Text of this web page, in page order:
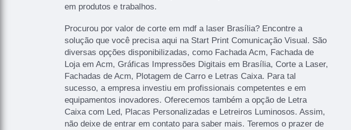
em produtos e trabalhos.
Procurou por valor de corte em mdf a laser Brasília? Encontre a
solução que você precisa aqui na Start Print Comunicação Visual. São
diversas opções disponibilizadas, como Fachada Acm, Fachada de
Loja em Acm, Gráficas Impressões Digitais em Brasília, Corte a Laser,
Fachadas de Acm, Plotagem de Carro e Letras Caixa. Para tal
sucesso, a empresa investiu em profissionais competentes e em
equipamentos inovadores. Oferecemos também a opção de Letra
Caixa com Led, Placas Personalizadas e Letreiros Luminosos. Assim,
não deixe de entrar em contato para saber mais. Teremos o prazer de